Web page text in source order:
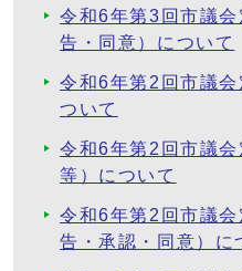
令和6年第3回市議
告・同意）について
令和6年第2回市議
ついて
令和6年第2回市議
等）について
令和6年第2回市議
告・承認・同意）に